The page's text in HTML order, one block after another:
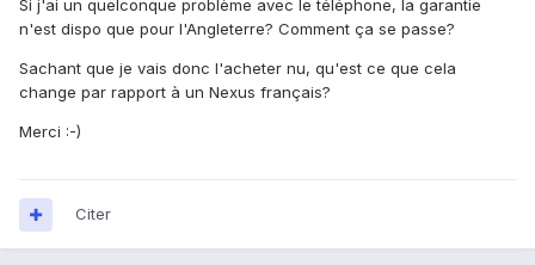
Si j'ai un quelconque problème avec le téléphone, la garantie
n'est dispo que pour l'Angleterre? Comment ça se passe?
Sachant que je vais donc l'acheter nu, qu'est ce que cela
change par rapport à un Nexus français?
Merci :-)
Citer